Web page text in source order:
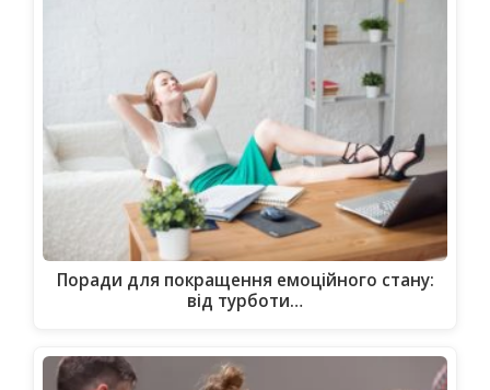
Поради для покращення емоційного стану:
від турботи…